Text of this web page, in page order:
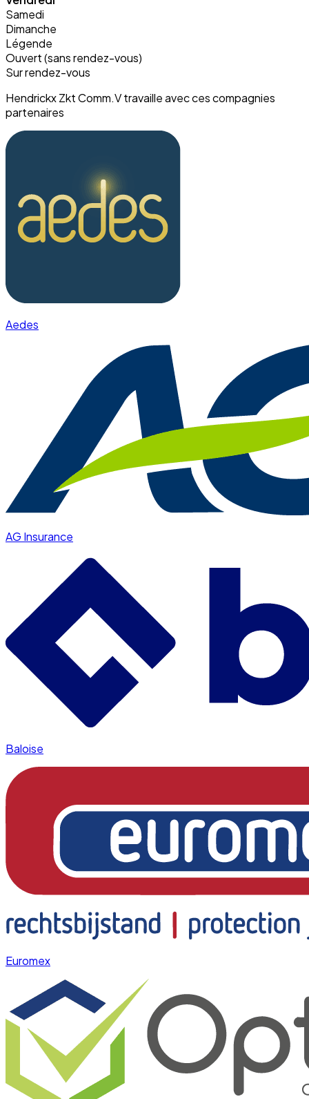
Samedi
Dimanche
Légende
Ouvert (sans rendez-vous)
Sur rendez-vous
Hendrickx Zkt Comm.V travaille avec ces compagnies
partenaires
Aedes
AG Insurance
Baloise
Euromex